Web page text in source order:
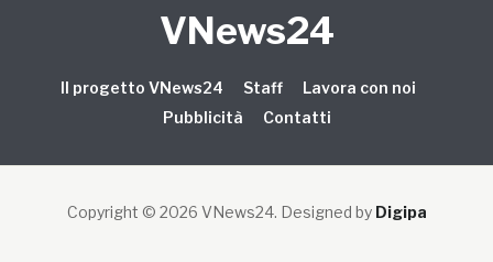
VNews24
Il progetto VNews24 Staff
Lavora con noi
Pubblicità
Contatti
Copyright © 2026 VNews24. Designed by Digipa